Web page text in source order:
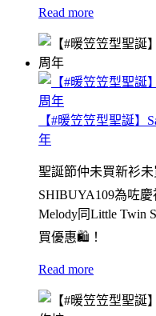
Read more
【#暖笠笠型聖誕】
年
聖誕節仲未買新衫
SHIBUYA109為咗
Melody同Little Twin
買優惠🛍！
Read more